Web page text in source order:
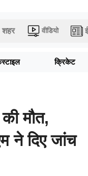
शहर वीडियो
क्रिकेट
मौत,
ने दिए जांच